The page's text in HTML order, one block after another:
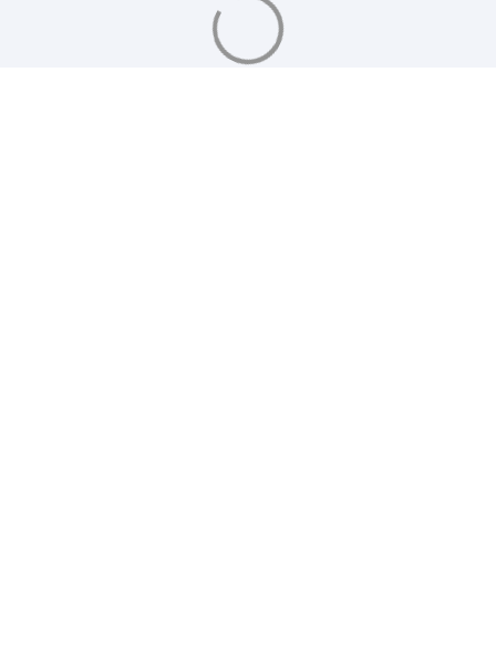
Aan
het